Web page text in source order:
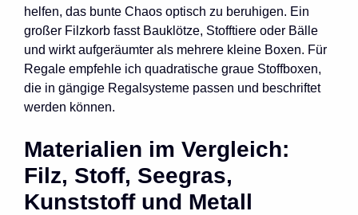
helfen, das bunte Chaos optisch zu beruhigen. Ein
großer Filzkorb fasst Bauklötze, Stofftiere oder Bälle
und wirkt aufgeräumter als mehrere kleine Boxen. Für
Regale empfehle ich quadratische graue Stoffboxen,
die in gängige Regalsysteme passen und beschriftet
werden können.
Materialien im Vergleich:
Filz, Stoff, Seegras,
Kunststoff und Metall